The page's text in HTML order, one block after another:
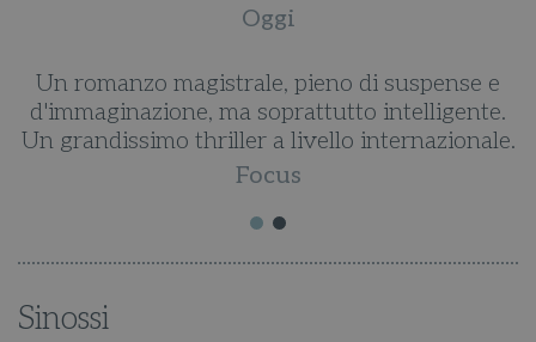
Oggi
Un romanzo magistrale, pieno di suspense e
d'immaginazione, ma soprattutto intelligente.
Un grandissimo thriller a livello internazionale.
Focus
Sinossi